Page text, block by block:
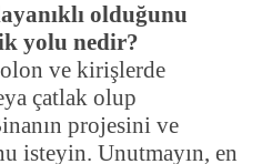
olduğunu
yolu nedir?
ve kirişlerde
çatlak olup
projesini ve
isteyin. Unutmayın, en